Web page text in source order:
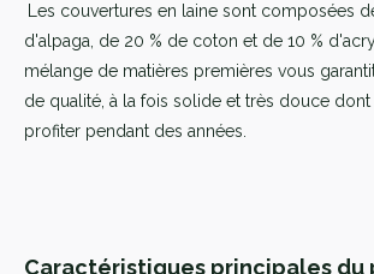
Les couvertures en laine sont composées
d'alpaga, de 20 % de coton et de 10 %
mélange de matières premières vous
de qualité, à la fois solide et très douce
profiter pendant des années.
Caractéristiques principales du